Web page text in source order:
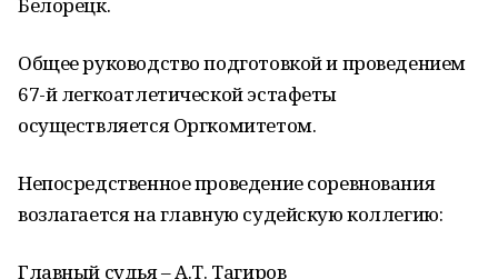
Общее руководство подготовкой и проведением
67-й легкоатлетической эстафеты
осуществляется Оргкомитетом.
Непосредственное проведение соревнования
возлагается на главную судейскую коллегию:
Главный судья – А.Т. Тагиров